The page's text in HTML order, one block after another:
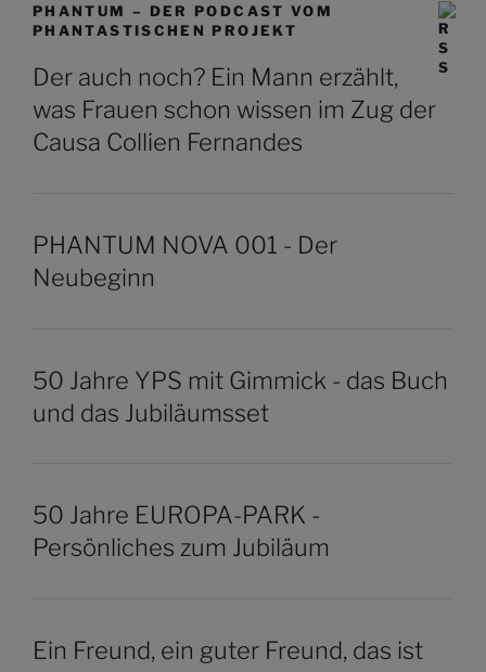
PHANTUM – DER PODCAST VOM
PHANTASTISCHEN PROJEKT
Der auch noch? Ein Mann erzählt,
was Frauen schon wissen im Zug der
Causa Collien Fernandes
PHANTUM NOVA 001 - Der
Neubeginn
50 Jahre YPS mit Gimmick - das Buch
und das Jubiläumsset
50 Jahre EUROPA-PARK -
Persönliches zum Jubiläum
Ein Freund, ein guter Freund, das ist